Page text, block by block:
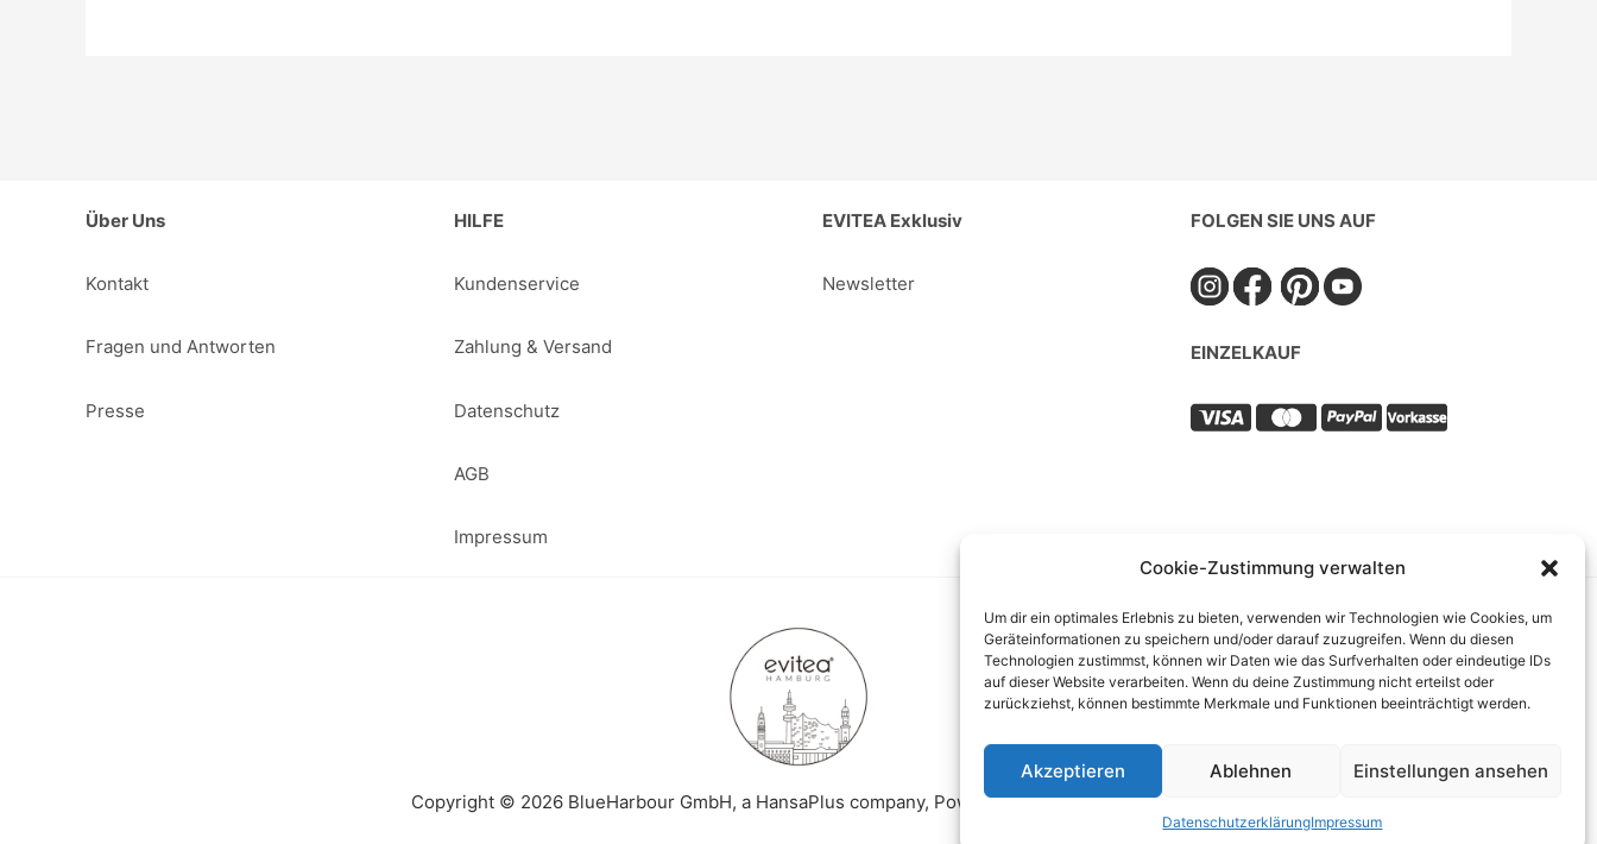
Cookie-Zustimmung verwalten
Um dir ein optimales Erlebnis zu bieten, verwenden wir Technologien wie Cookies, um
Geräteinformationen zu speichern und/oder darauf zuzugreifen. Wenn du diesen
Technologien zustimmst, können wir Daten wie das Surfverhalten oder eindeutige IDs
auf dieser Website verarbeiten. Wenn du deine Zustimmung nicht erteilst oder
zurückziehst, können bestimmte Merkmale und Funktionen beeinträchtigt werden.
Akzeptieren Ablehnen Einstellungen ansehen
DatenschutzerklärungImpressum
Über Uns
Kontakt
Fragen und Antworten
Presse
HILFE
Kundenservice
Zahlung & Versand
Datenschutz
AGB
Impressum
EVITEA Exklusiv
Newsletter
FOLGEN SIE UNS AUF
EINZELKAUF
Copyright © 2026 BlueHarbour GmbH, a HansaPlus company, Powered by HansaPlus GmbH